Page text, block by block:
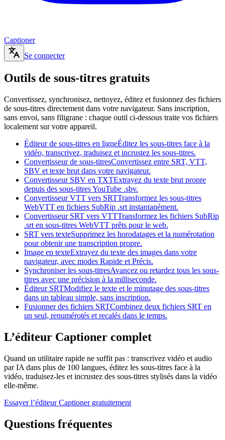
Captioner
Se connecter
Outils de sous-titres gratuits
Convertissez, synchronisez, nettoyez, éditez et fusionnez des fichiers
de sous-titres directement dans votre navigateur. Sans inscription,
sans envoi, sans filigrane : chaque outil ci-dessous traite vos fichiers
localement sur votre appareil.
Éditeur de sous-titres en ligneÉditez les sous-titres face à la
vidéo, transcrivez, traduisez et incrustez les sous-titres.
Convertisseur de sous-titresConvertissez entre SRT, VTT,
SBV et texte brut dans votre navigateur.
Convertisseur SBV en TXTExtrayez du texte brut propre
depuis des sous-titres YouTube .sbv.
Convertisseur VTT vers SRTTransformez les sous-titres
WebVTT en fichiers SubRip .srt instantanément.
Convertisseur SRT vers VTTTransformez les fichiers SubRip
.srt en sous-titres WebVTT prêts pour le web.
SRT vers texteSupprimez les horodatages et la numérotation
pour obtenir une transcription propre.
Image en texteExtrayez du texte des images dans votre
navigateur, avec modes Rapide et Précis.
Synchroniser les sous-titresAvancez ou retardez tous les sous-
titres avec une précision à la milliseconde.
Éditeur SRTModifiez le texte et le minutage des sous-titres
dans un tableau simple, sans inscription.
Fusionner des fichiers SRTCombinez deux fichiers SRT en
un seul, renumérotés et recalés dans le temps.
L’éditeur Captioner complet
Quand un utilitaire rapide ne suffit pas : transcrivez vidéo et audio
par IA dans plus de 100 langues, éditez les sous-titres face à la
vidéo, traduisez-les et incrustez des sous-titres stylisés dans la vidéo
elle-même.
Essayer l’éditeur Captioner gratuitement
Questions fréquentes